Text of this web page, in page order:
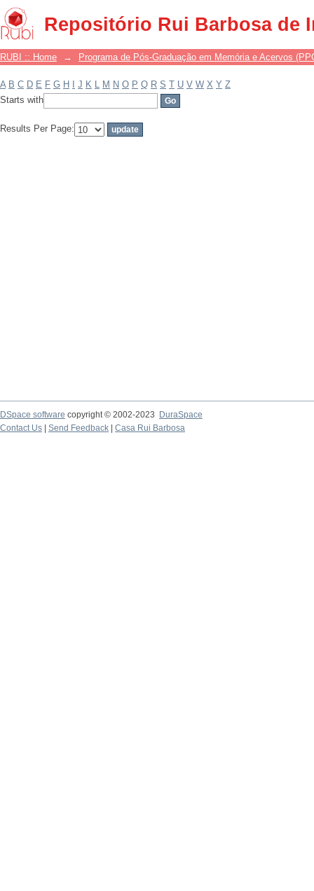
Repositório Rui Barbosa de
Filter by: Subject
RUBI :: Home → Programa de Pós-Graduação em Memória e Acervos
A B C D E F G H J K L M N O P Q R S T U V W X Y Z
Starts with
Results Per Page:
DSpace software copyright © 2002-2023
DuraSpace
Contact Us
Send Feedback Casa Rui Barbosa